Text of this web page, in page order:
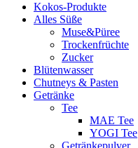
Kokos-Produkte
Alles Süße
Muse&Püree
Trockenfrüchte
Zucker
Blütenwasser
Chutneys & Pasten
Getränke
Tee
MAE Tee
YOGI Tee
Getränkepulver